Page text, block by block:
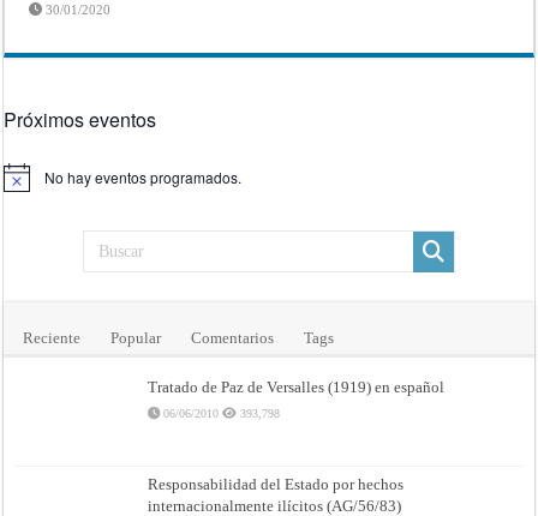
30/01/2020
Próximos eventos
Aviso No hay eventos programados.
Reciente Popular Comentarios Tags
Tratado de Paz de Versalles (1919) en español
06/06/2010 393,798
Responsabilidad del Estado por hechos
internacionalmente ilícitos (AG/56/83)